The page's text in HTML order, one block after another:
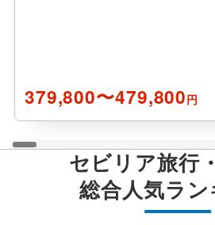
379,800〜479,800円
セビリア旅行
総合人気ラ